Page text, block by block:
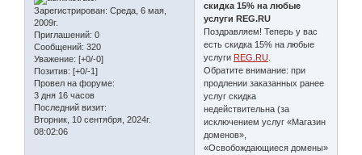
Зарегистрирован: Среда, 6 мая,
2009г.
Приглашений: 0
Сообщений: 320
Уважение: [+0/-0]
Позитив: [+0/-1]
Провел на форуме:
3 дня 16 часов
Последний визит:
Вторник, 10 сентября, 2024г.
08:02:06
скидка 15% на любые
услуги REG.RU
Поздравляем! Теперь у вас
есть скидка 15% на любые
услуги REG.RU
Обратите внимание: при
продлении заказанных ранее
услуг скидка
недействительна (за
исключением услуг «Магазин
доменов»,
«Освобождающиеся домены»